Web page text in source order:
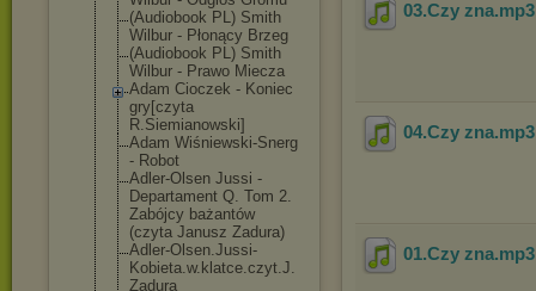
(Audiobook PL) Smith
Wilbur - Płonący Brzeg
(Audiobook PL) Smith
Wilbur - Prawo Miecza
Adam Cioczek - Koniec
gry[czyta
R.Siemianowski]
Adam Wiśniewski-Snerg
- Robot
Adler-Olsen Jussi -
Departament Q. Tom 2.
Zabójcy bażantów
(czyta Janusz Zadura)
Adler-Olsen.Jussi-
Kobieta.w. klatce.czyt.J.
Zadura
03.Czy zna
04.Czy zna
01.Czy zna